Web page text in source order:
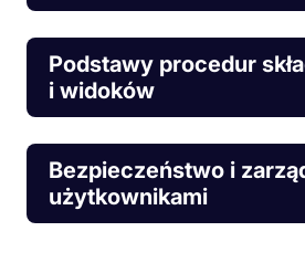
Podstawy procedur
i widoków
Bezpieczeństwo i
użytkownikami